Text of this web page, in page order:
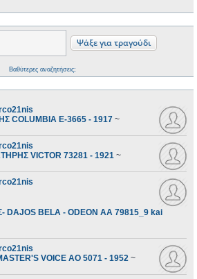
Βαθύτερες αναζητήσεις;
E-3665 - 1917 ~
VICTOR 73281 - 1921 ~
BELA - ODEON AA 79815_9 kai
VOICE AO 5071 - 1952 ~